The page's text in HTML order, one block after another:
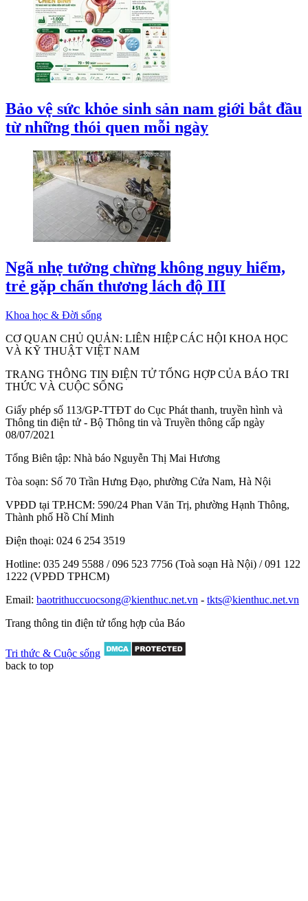
Bảo vệ sức khỏe sinh sản nam giới bắt đầu
từ những thói quen mỗi ngày
Ngã nhẹ tưởng chừng không nguy hiểm,
trẻ gặp chấn thương lách độ III
Khoa học & Đời sống
CƠ QUAN CHỦ QUẢN: LIÊN HIỆP CÁC HỘI KHOA HỌC
VÀ KỸ THUẬT VIỆT NAM
TRANG THÔNG TIN ĐIỆN TỬ TỔNG HỢP CỦA BÁO TRI
THỨC VÀ CUỘC SỐNG
Giấy phép số 113/GP-TTĐT do Cục Phát thanh, truyền hình và
Thông tin điện tử - Bộ Thông tin và Truyền thông cấp ngày
08/07/2021
Tổng Biên tập: Nhà báo Nguyễn Thị Mai Hương
Tòa soạn: Số 70 Trần Hưng Đạo, phường Cửa Nam, Hà Nội
VPĐD tại TP.HCM: 590/24 Phan Văn Trị, phường Hạnh Thông,
Thành phố Hồ Chí Minh
Điện thoại: 024 6 254 3519
Hotline: 035 249 5588 / 096 523 7756 (Toà soạn Hà Nội) / 091 122
1222 (VPĐD TPHCM)
Email: baotrithuccuocsong@kienthuc.net.vn - tkts@kienthuc.net.vn
Trang thông tin điện tử tổng hợp của Báo
Tri thức & Cuộc sống
back to top